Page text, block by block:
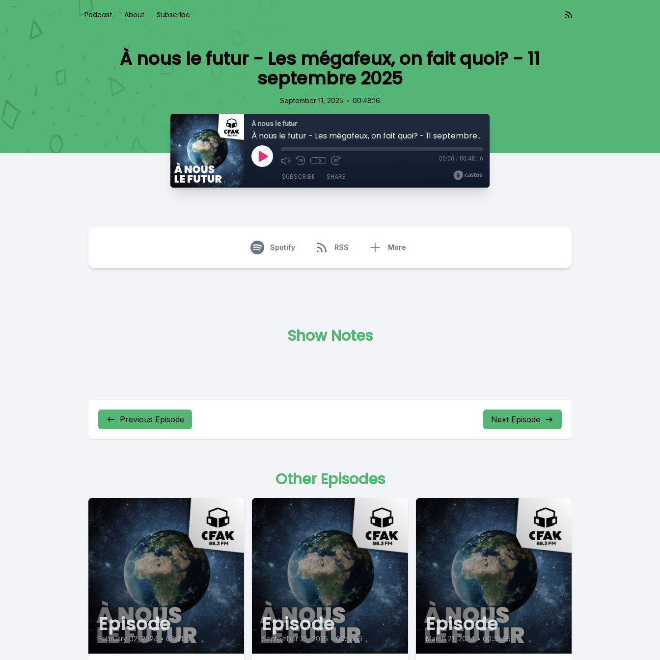
Podcast About Subscribe
À nous le futur - Les mégafeux, on fait quoi? - 11
septembre 2025
September 11, 2025 • 00:48:16
À nous le futur
À nous le futur - Les mégafeux, on fait quoi? - 11 septembre 2025
1x 00:00 / 00:48:16
SUBSCRIBE SHARE
Spotify RSS More
Show Notes
Previous Episode Next Episode
Other Episodes
Episode
February 02, 2024 • 00:41:12
Episode
September 25, 2025 • 00:55:16
Episode
March 21, 2024 • 00:38:35